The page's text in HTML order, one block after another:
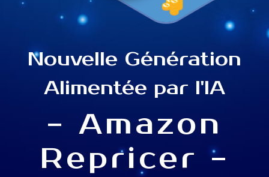
Nouvelle Génération
Alimentée par l'IA
- Amazon
Repricer -